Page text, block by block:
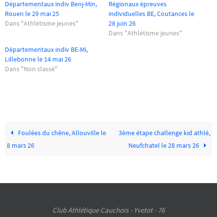
Départementaux indiv Benj-Min,
Rouen le 29 mai 25
Dans "Athlétisme jeunes"
Régionaux épreuves
individuelles BE, Coutances le
28 juin 26
Dans "Athlétisme jeunes"
Départementaux indiv BE-Mi,
Lillebonne le 14 mai 26
Dans "Non classé"
Foulées du chêne, Allouville le
8 mars 26
3ème étape challenge kid athlé,
Neufchatel le 28 mars 26
Club Athlétique Cauchois - Yvetot - 76